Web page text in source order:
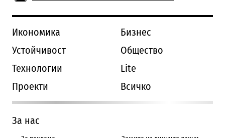
Икономика
Бизнес
Устойчивост
Общество
Технологии
Lite
Проекти
Всичко
За нас